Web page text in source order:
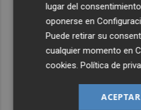
lugar del
oponerse en
Puede retirar su
cualquier momento en
cookies .Política de